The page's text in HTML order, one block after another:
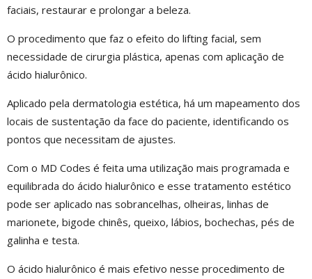
faciais, restaurar e prolongar a beleza.
O procedimento que faz o efeito do lifting facial, sem
necessidade de cirurgia plástica, apenas com aplicação de
ácido hialurônico.
Aplicado pela dermatologia estética, há um mapeamento dos
locais de sustentação da face do paciente, identificando os
pontos que necessitam de ajustes.
Com o MD Codes é feita uma utilização mais programada e
equilibrada do ácido hialurônico e esse tratamento estético
pode ser aplicado nas sobrancelhas, olheiras, linhas de
marionete, bigode chinês, queixo, lábios, bochechas, pés de
galinha e testa.
O ácido hialurônico é mais efetivo nesse procedimento de